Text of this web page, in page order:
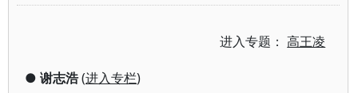
进入专题：高王凌
● 谢志浩(进入专栏)